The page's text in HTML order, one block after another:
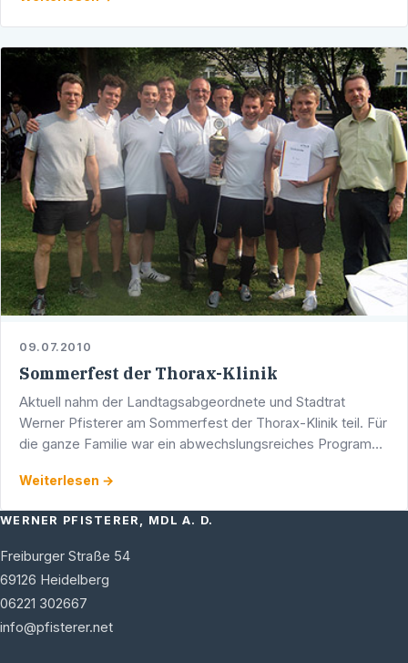
09.07.2010
Sommerfest der Thorax-Klinik
Aktuell nahm der Landtagsabgeordnete und Stadtrat
Werner Pfisterer am Sommerfest der Thorax-Klinik teil. Für
die ganze Familie war ein abwechslungsreiches Programm
Weiterlesen →
WERNER PFISTERER, MDL A. D.
Freiburger Straße 54
69126 Heidelberg
06221 302667
info@pfisterer.net